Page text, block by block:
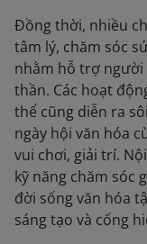
Đồng thời, nhiều
tâm lý, chăm sóc
nhằm hỗ trợ người
thần. Các hoạt
thể cũng diễn ra
ngày hội văn hóa
vui chơi, giải trí.
kỹ năng chăm sóc
đời sống văn hóa
sáng tạo và cống